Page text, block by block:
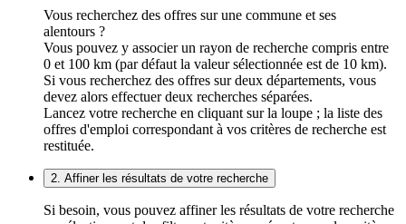
Vous recherchez des offres sur une commune et ses
alentours ?
Vous pouvez y associer un rayon de recherche compris entre
0 et 100 km (par défaut la valeur sélectionnée est de 10 km).
Si vous recherchez des offres sur deux départements, vous
devez alors effectuer deux recherches séparées.
Lancez votre recherche en cliquant sur la loupe ; la liste des
offres d'emploi correspondant à vos critères de recherche est
restituée.
2. Affiner les résultats de votre recherche
Si besoin, vous pouvez affiner les résultats de votre recherche